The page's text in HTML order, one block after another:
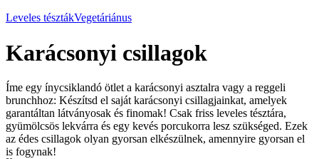
Leveles tésztákVegetáriánus
Karácsonyi csillagok
Íme egy ínycsiklandó ötlet a karácsonyi asztalra vagy a reggeli
brunchhoz: Készítsd el saját karácsonyi csillagjainkat, amelyek
garantáltan látványosak és finomak! Csak friss leveles tésztára,
gyümölcsös lekvárra és egy kevés porcukorra lesz szükséged. Ezek
az édes csillagok olyan gyorsan elkészülnek, amennyire gyorsan el
is fogynak!